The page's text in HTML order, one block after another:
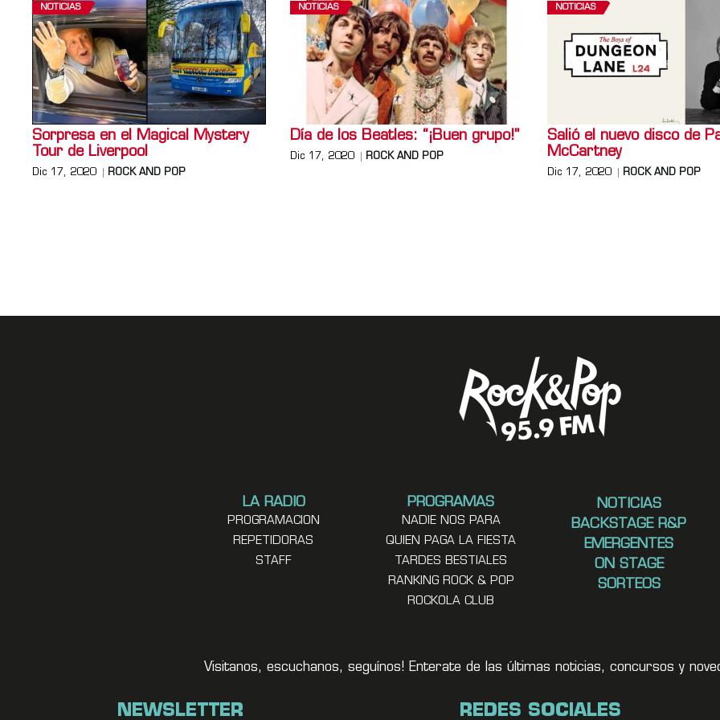
NOTICIAS
Sorpresa en el Magical Mystery
Tour de Liverpool
Dic 17, 2020 ROCK AND POP
NOTICIAS
Día de los Beatles: “¡Buen grupo!”
Dic 17, 2020 ROCK AND POP
NOTICIAS
Salió el nuevo disco de
McCartney
Dic 17, 2020 ROCK AND POP
LA RADIO
PROGRAMACION
REPETIDORAS
STAFF
PROGRAMAS
NADIE NOS PARA
QUIEN PAGA LA FIESTA
TARDES BESTIALES
RANKING ROCK & POP
ROCKOLA CLUB
NOTICIAS
BACKSTAGE R&P
EMERGENTES
ON STAGE
SORTEOS
Visitanos, escuchanos, seguínos! Enterate de las últimas noticias, concursos y
NEWSLETTER REDES SOCIALES